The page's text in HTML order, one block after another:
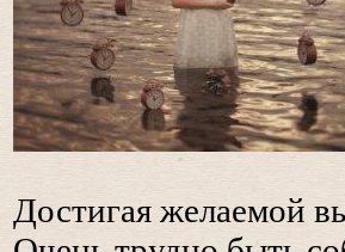
Достигая желаемой